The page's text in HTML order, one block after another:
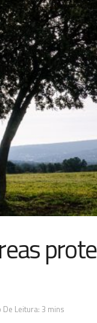
De Leitura: 3 mins